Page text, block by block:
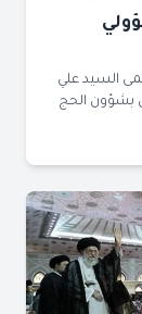
السيد علي
بشؤون الحج